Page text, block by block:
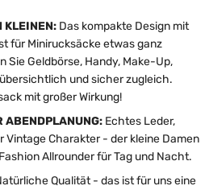
KLEINEN: Das kompakte Design mit
für Minirucksäcke etwas ganz
Sie Geldbörse, Handy, Make-Up,
und sicher zugleich.
mit großer Wirkung!
ABENDPLANUNG: Echtes Leder,
Vintage Charakter - der kleine Damen
Allrounder für Tag und Nacht.
Qualität - das ist für uns eine